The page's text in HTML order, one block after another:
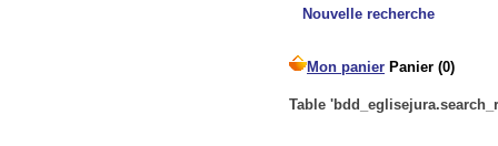
Nouvelle recherche
Table